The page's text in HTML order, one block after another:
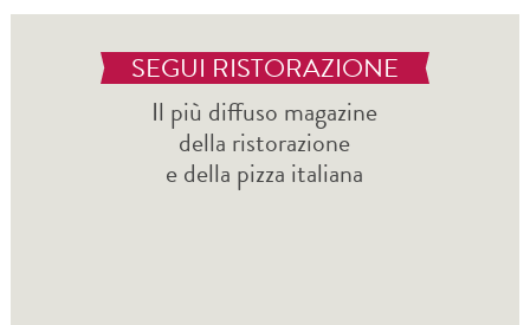
SEGUI RISTORAZIONE
Il più diffuso magazine
della ristorazione
e della pizza italiana